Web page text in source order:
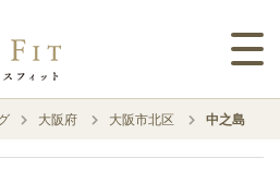
大阪府 大阪市北区 中之島